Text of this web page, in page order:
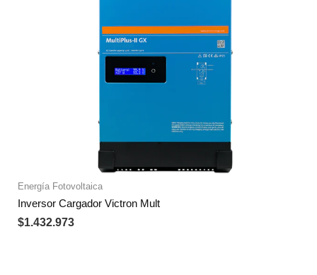
Energía Fotovoltaica
Inversor Cargador Victron Mult
$1.432.973